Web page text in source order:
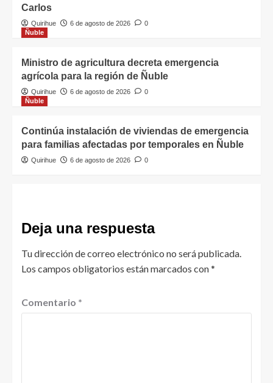
Carlos
Quirihue 6 de agosto de 2026
0
Ñuble
Ministro de agricultura decreta emergencia
agrícola para la región de Ñuble
Quirihue 6 de agosto de 2026
0
Ñuble
Continúa instalación de viviendas de emergencia
para familias afectadas por temporales en Ñuble
Quirihue 6 de agosto de 2026 0
Deja una respuesta
Tu dirección de correo electrónico no será publicada.
Los campos obligatorios están marcados con*
Comentario *